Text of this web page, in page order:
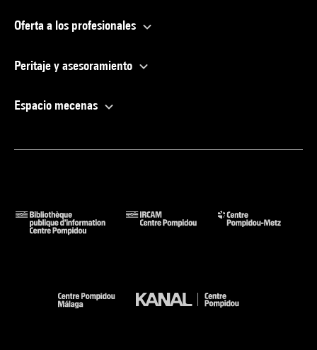
Oferta a los profesionales
Peritaje y asesoramiento
Espacio mecenas